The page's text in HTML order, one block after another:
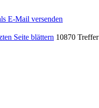
E-Mail versenden
Seite blättern 10870 Treffer